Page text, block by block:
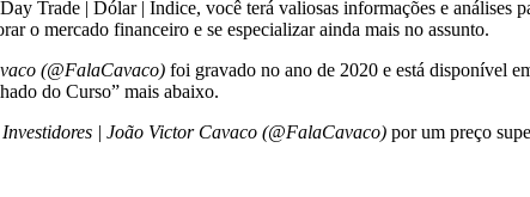
Trade | Dólar | Índice, você terá valiosas informações e análises
o mercado financeiro e se especializar ainda mais no assunto.
(@FalaCavaco) foi gravado no ano de 2020 e está disponível
do Curso” mais abaixo.
| João Victor Cavaco (@FalaCavaco) por um preço